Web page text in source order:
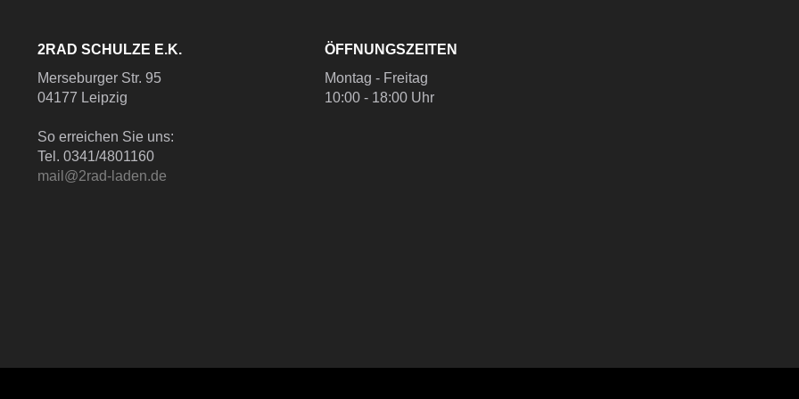
2RAD SCHULZE E.K.
Merseburger Str. 95
04177 Leipzig
So erreichen Sie uns:
Tel. 0341/4801160
mail@2rad-laden.de
ÖFFNUNGSZEITEN
Montag - Freitag
10:00 - 18:00 Uhr